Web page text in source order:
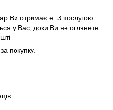
Ви отримаєте. З послугою
у Вас, доки Ви не оглянете
покупку.